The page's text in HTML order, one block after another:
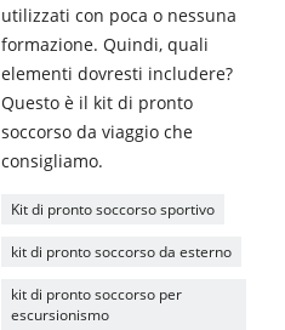
utilizzati con poca o nessuna
formazione. Quindi, quali
elementi dovresti includere?
Questo è il kit di pronto
soccorso da viaggio che
consigliamo.
Kit di pronto soccorso sportivo
kit di pronto soccorso da esterno
kit di pronto soccorso per
escursionismo